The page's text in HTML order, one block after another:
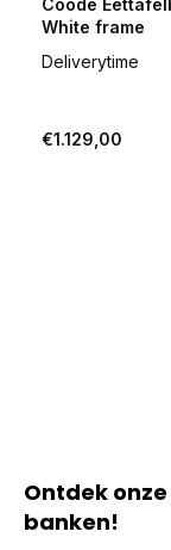
Coode
White frame
Deliverytime
€1.129,00
Ontdek
banken!